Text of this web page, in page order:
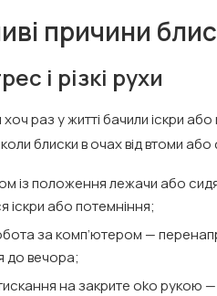
причини
і різкі рухи
хоч раз у житті бачили іскри
коли блиски в очах від втоми
із положення лежачи або
іскри або потемніння;
за комп’ютером —
до вечора;
на закрите oko рукою —